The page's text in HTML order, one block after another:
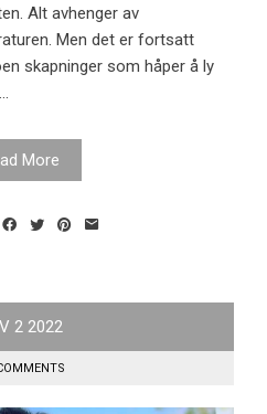
Alt avhenger av
Men det er fortsatt
skapninger som håper å ly
More
2 2022